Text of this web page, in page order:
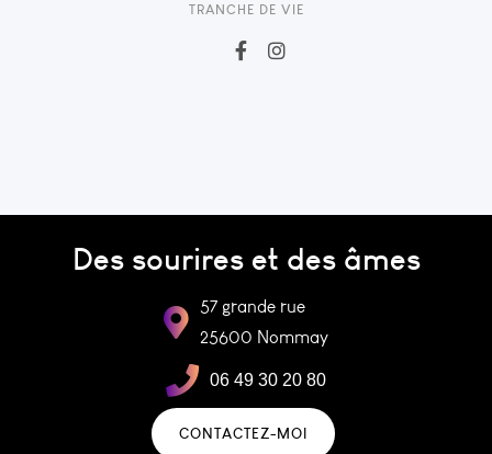
TRANCHE DE VIE
Des sourires et des âmes
57 grande rue
25600 Nommay
06 49 30 20 80
CONTACTEZ-MOI